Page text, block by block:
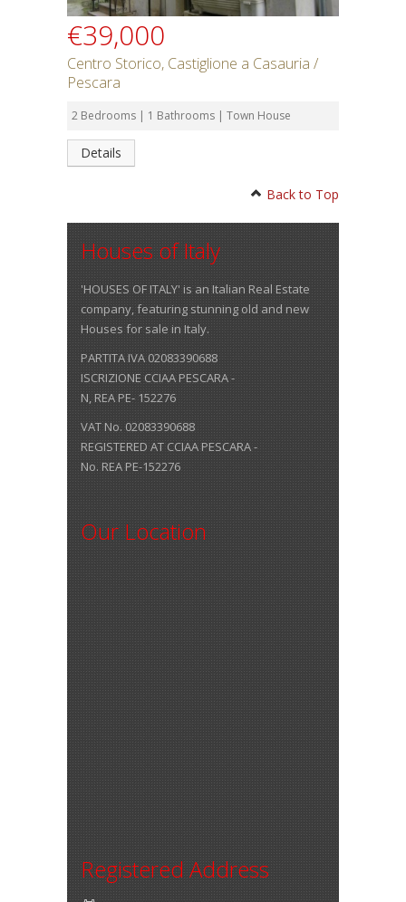
€39,000
Centro Storico, Castiglione a Casauria /
Pescara
2 Bedrooms | 1 Bathrooms | Town House
Details
Back to Top
Houses of Italy
'HOUSES OF ITALY' is an Italian Real Estate
company, featuring stunning old and new
Houses for sale in Italy.
PARTITA IVA 02083390688
ISCRIZIONE CCIAA PESCARA -
N, REA PE- 152276
VAT No. 02083390688
REGISTERED AT CCIAA PESCARA -
No. REA PE-152276
Our Location
Registered Address